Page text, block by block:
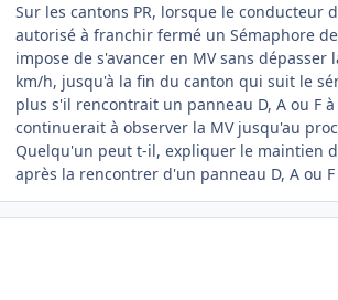
Sur les cantons PR, lorsque le conducteur
autorisé à franchir fermé un Sémaphore de
impose de s'avancer en MV sans dépasser
km/h, jusqu'à la fin du canton qui suit le
plus s'il rencontrait un panneau D, A ou F
continuerait à observer la MV jusqu'au
Quelqu'un peut t-il, expliquer le maintien
après la rencontrer d'un panneau D, A ou